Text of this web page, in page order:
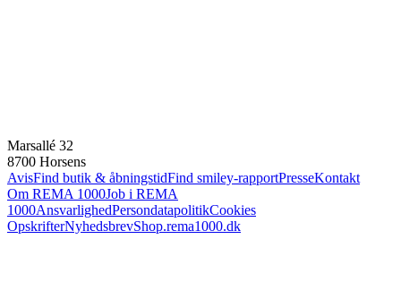
Marsallé 32
8700 Horsens
AvisFind butik & åbningstidFind smiley-rapportPresseKontakt
Om REMA 1000Job i REMA
1000AnsvarlighedPersondatapolitikCookies
OpskrifterNyhedsbrevShop.rema1000.dk